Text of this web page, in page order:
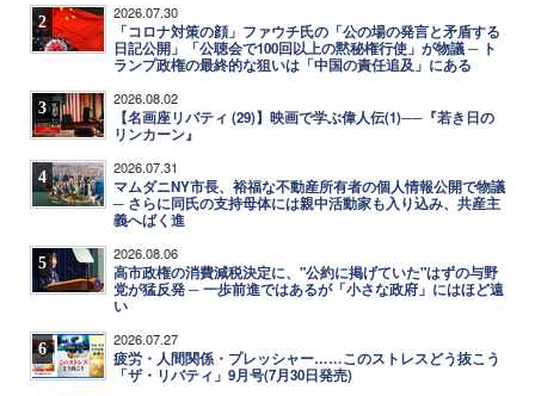
2 2026.07.30
「コロナ対策の顔」ファウチ氏の「公の場の発言と矛盾する
日記公開」「公聴会で100回以上の黙秘権行使」が物議 ─ ト
ランプ政権の最終的な狙いは「中国の責任追及」にある
3 2026.08.02
【名画座リバティ (29)】映画で学ぶ偉人伝(1)──『若き日の
リンカーン』
4 2026.07.31
マムダニNY市長、裕福な不動産所有者の個人情報公開で物議
─ さらに同氏の支持母体には親中活動家も入り込み、共産主
義へばく進
5 2026.08.06
高市政権の消費減税決定に、"公約に掲げていた"はずの与野
党が猛反発 ─ 一歩前進ではあるが「小さな政府」にはほど遠
い
6 2026.07.27
疲労・人間関係・プレッシャー……このストレスどう抜こう
「ザ・リバティ」9月号(7月30日発売)